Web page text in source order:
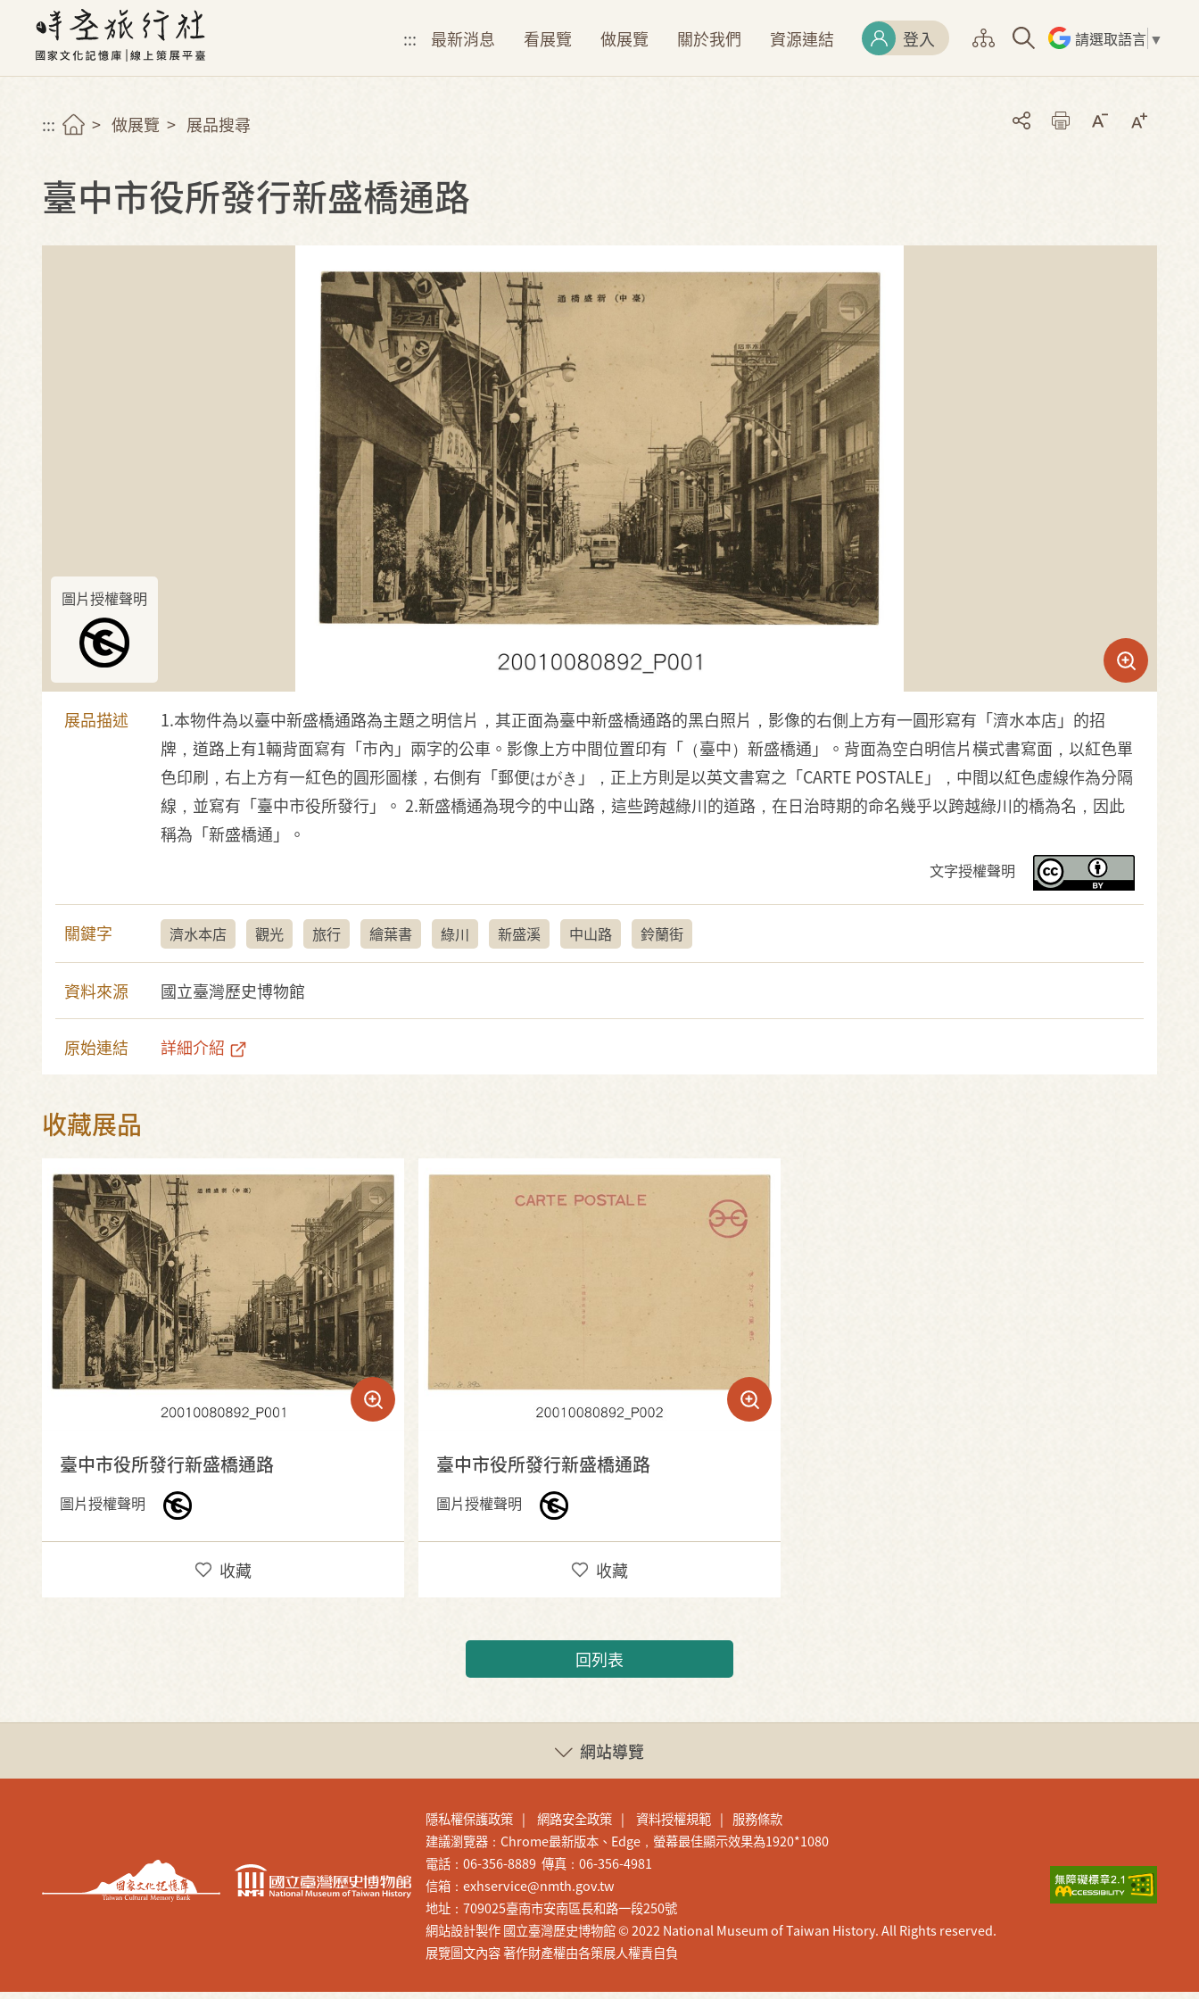
::: 最新消息 看展覽 做展覽 關於我們 資源連結 登入 請選取語言 ▼
::: 做展覽 展品搜尋
臺中市役所發行新盛橋通路
圖片授權聲明
展品描述
1.本物件為以臺中新盛橋通路為主題之明信片，其正面為臺中新盛橋通路的黑白照片，影像的右側上方有一圓形寫有「濟水本店」的招
牌，道路上有1輛背面寫有「市內」兩字的公車。影像上方中間位置印有「（臺中）新盛橋通」。背面為空白明信片橫式書寫面，以紅色單
色印刷，右上方有一紅色的圓形圖樣，右側有「郵便はがき」，正上方則是以英文書寫之「CARTE POSTALE」，中間以紅色虛線作為分隔
線，並寫有「臺中市役所發行」。 2.新盛橋通為現今的中山路，這些跨越綠川的道路，在日治時期的命名幾乎以跨越綠川的橋為名，因此
稱為「新盛橋通」。
文字授權聲明
關鍵字 濟水本店 觀光 旅行 繪葉書 綠川 新盛溪 中山路 鈴蘭街
資料來源 國立臺灣歷史博物館
原始連結 詳細介紹
收藏展品
臺中市役所發行新盛橋通路
圖片授權聲明
收藏
臺中市役所發行新盛橋通路
圖片授權聲明
收藏
回列表
網站導覽
隱私權保護政策 網路安全政策 資料授權規範
服務條款
建議瀏覽器：Chrome最新版本、Edge，螢幕最佳顯示效果為1920*1080
電話：06-356-8889 傳真：06-356-4981
信箱：exhservice@nmth.gov.tw
地址：709025臺南市安南區長和路一段250號
網站設計製作 國立臺灣歷史博物館 © 2022 National Museum of Taiwan History. All Rights reserved.
展覽圖文內容 著作財產權由各策展人權責自負